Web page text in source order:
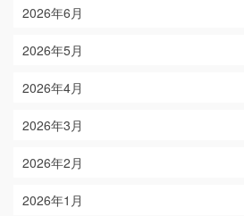
2026年6月
2026年5月
2026年4月
2026年3月
2026年2月
2026年1月